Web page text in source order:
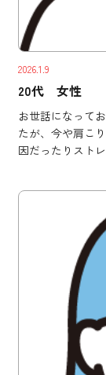
2026.1.9
20代 女性
お世話になって
たが、今や肩こ
因だったりスト